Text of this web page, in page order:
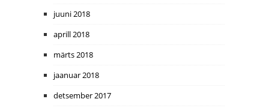
juuni 2018
aprill 2018
märts 2018
jaanuar 2018
detsember 2017